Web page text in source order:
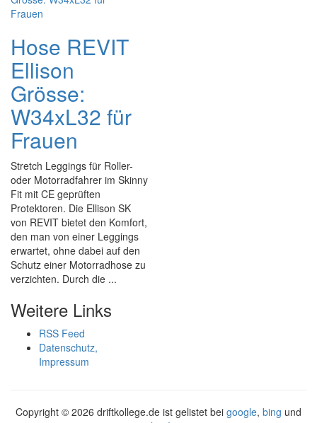
Hose REVIT
Ellison
Grösse:
W34xL32 für
Frauen
Stretch Leggings für Roller-
oder Motorradfahrer im Skinny
Fit mit CE geprüften
Protektoren. Die Ellison SK
von REVIT bietet den Komfort,
den man von einer Leggings
erwartet, ohne dabei auf den
Schutz einer Motorradhose zu
verzichten. Durch die ...
Weitere Links
RSS Feed
Datenschutz,
Impressum
Copyright © 2026 driftkollege.de ist gelistet bei google, bing und